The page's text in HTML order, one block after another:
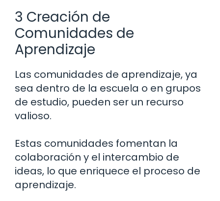
3 Creación de
Comunidades de
Aprendizaje
Las comunidades de aprendizaje, ya
sea dentro de la escuela o en grupos
de estudio, pueden ser un recurso
valioso.
Estas comunidades fomentan la
colaboración y el intercambio de
ideas, lo que enriquece el proceso de
aprendizaje.